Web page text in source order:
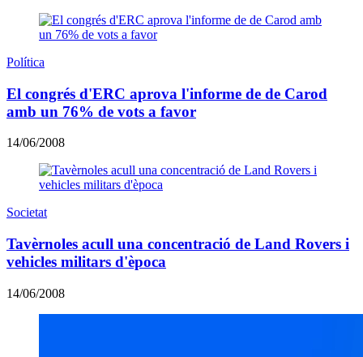
Política
El congrés d'ERC aprova l'informe de de Carod
amb un 76% de vots a favor
14/06/2008
Societat
Tavèrnoles acull una concentració de Land Rovers i
vehicles militars d'època
14/06/2008